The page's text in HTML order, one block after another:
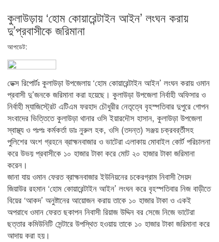
কুলাউড়ায় ‘হোম কোয়ারেন্টাইন আইন’ লংঘন করায়
দু’প্রবাসীকে জরিমানা
আপডেট:
ডেক্স রিপোর্টঃ কুলাউড়া উপজেলায় ‘হোম কোয়ারেন্টাইন আইন’ লংঘন করায় ওমান
প্রবাসী দু’জনকে জরিমানা করা হয়েছে। কুলাউড়া উপজেলা নির্বাহী অফিসার ও
নির্বাহী ম্যাজিস্ট্রেট এটিএম ফরহাদ চৌধুরীর নেতৃত্বে বৃহস্পতিবার দুপুরে গোপন
সংবাদের ভিত্তিতে কুলাউড়া থানার ওসি ইয়ারদৌস হাসান, কুলাউড়া উপজেলা
স্বাস্থ্য ও পঃপঃ কর্মকর্তা ডাঃ নুরুল হক, ওসি (তদন্ত) সঞ্জয় চক্রবর্র্তীসহ
পুলিশের অংশ গ্রহনে ব্রাহ্মনবাজার ও ভাটেরা এলাকায় মোবাইল কোর্ট পরিচালনা
করে উভয় প্রবাসীকে ১০ হাজার টাকা করে মোট ২০ হাজার টাকা জরিমানা
করেন।
জানা যায় ওমান ফেরত ব্রাহ্মনবাজার ইউনিয়নের চকেরগ্রাম নিবাসী সৈয়দ
জিয়াউর রহমান ‘হোম কোয়ারেন্টাইন আইন’ লংঘন করে বৃহস্পতিবার নিজ বাড়ীতে
বিয়ের ‘আকদ’ অনুষ্টানের আয়োজন করায় তাকে ১০ হাজার টাকা ও একই
অপরাধে ওমান ফেরত ছকাপন নিবাসী রিয়াজ উদ্দিন বর সেজে নিজে ভাটেরা
ছত্তার কমিউনিটি সেন্টারে উপস্থিত হওয়ায় তাকে ১০ হাজার টাকা জরিমানা করে
আদায় করা হয়।